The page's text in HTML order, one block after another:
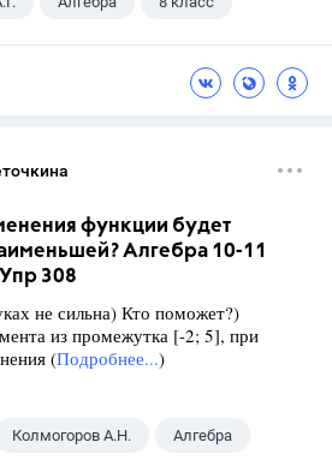
функции будет
Алгебра 10-11
308
не сильна) Кто поможет?)
из промежутка [-2; 5], при
(Подробнее...)
Колмогоров А.Н. Алгебра